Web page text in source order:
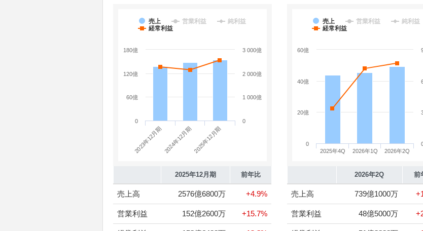
売上 営業利益
純利益
経常利益
2023年12月期2024年12月期2025年12月期
0
1 000億
2 000億
3 000億
0
60億
120億
180億
2025年12月期 前年比
売上高 2576億6800万 +4.9%
営業利益 152億2600万 +15.7%
売上 営業利益
純利益
経常利益
2025年4Q 2026年1Q 2026年2Q
0
20億
40億
60億
2026年2Q 前
売上高 739億1000万
営業利益 48億5000万